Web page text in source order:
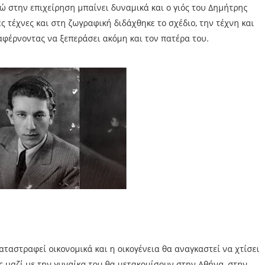
στην επιχείρηση μπαίνει δυναμικά και ο γιός του Δημήτρης
τέχνες και στη ζωγραφική διδάχθηκε το σχέδιο, την τέχνη και
να ξεπεράσει ακόμη και τον πατέρα του.
οικονομικά και η οικογένεια θα αναγκαστεί να χτίσει